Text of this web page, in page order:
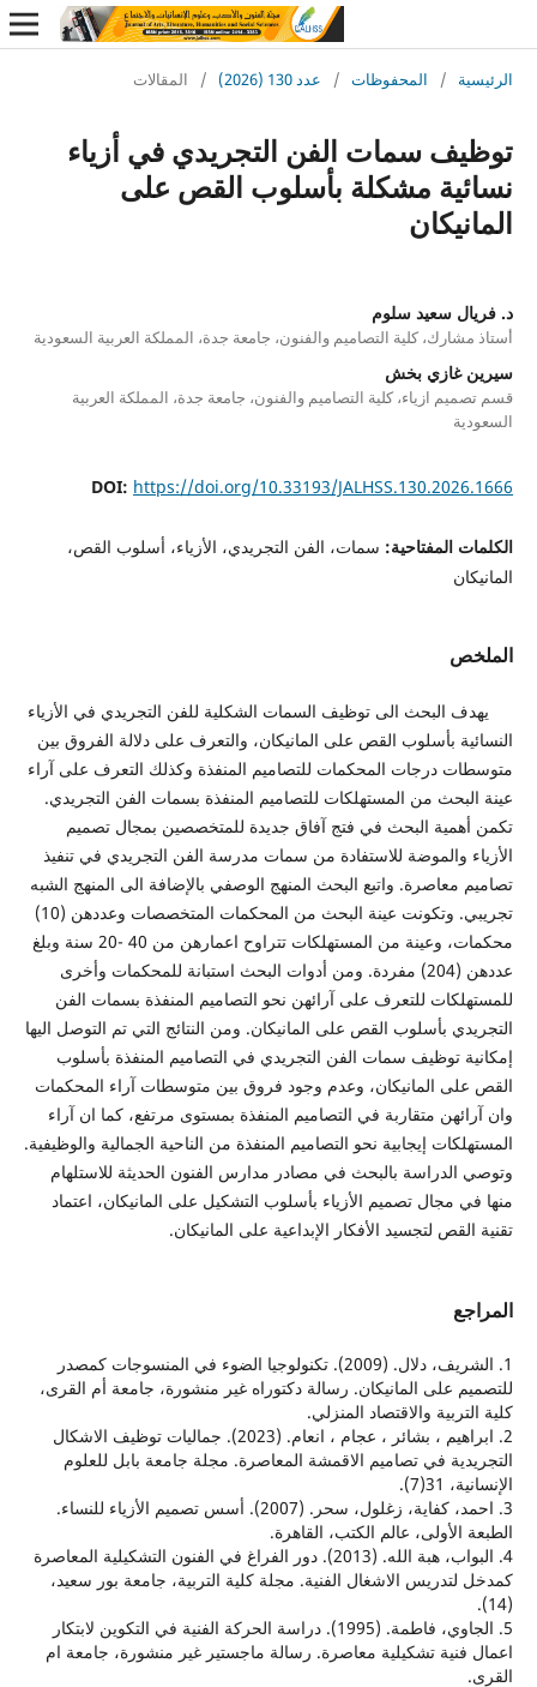
/ المحفوظات / عدد 130 (2026) / المقالات
سمات الفن التجريدي في أزياء
مشكلة بأسلوب القص على
سعيد سلوم
كلية التصاميم والفنون، جامعة جدة، المملكة العربية السعودية
غازي بخش
ازياء، كلية التصاميم والفنون، جامعة جدة، المملكة العربية
DOI:https://doi.org/10.33193/
المفتاحية:سمات، الفن التجريدي، الأزياء، أسلوب القص،
الى توظيف السمات الشكلية للفن التجريدي في الأزياء
بأسلوب القص على المانيكان، والتعرف على دلالة الفروق بين
درجات المحكمات للتصاميم المنفذة وكذلك التعرف على آراء
من المستهلكات للتصاميم المنفذة بسمات الفن التجريدي.
البحث في فتج آفاق جديدة للمتخصصين بمجال تصميم
والموضة للاستفادة من سمات مدرسة الفن التجريدي في تنفيذ
واتبع البحث المنهج الوصفي بالإضافة الى المنهج الشبه
تجريبي. وتكونت عينة البحث من المحكمات المتخصصات وعددهن (10)
محكمات، وعينة من المستهلكات تتراوح اعمارهن من 40 -20 سنة وبلغ
عددهن (204) مفردة. ومن أدوات البحث استبانة للمحكمات وأخرى
للتعرف على آرائهن نحو التصاميم المنفذة بسمات الفن
بأسلوب القص على المانيكان. ومن النتائج التي تم التوصل اليها
توظيف سمات الفن التجريدي في التصاميم المنفذة بأسلوب
المانيكان، وعدم وجود فروق بين متوسطات آراء المحكمات
متقاربة في التصاميم المنفذة بمستوى مرتفع، كما ان آراء
إيجابية نحو التصاميم المنفذة من الناحية الجمالية والوظيفية.
بالبحث في مصادر مدارس الفنون الحديثة للاستلهام
مجال تصميم الأزياء بأسلوب التشكيل على المانيكان، اعتماد
لتجسيد الأفكار الإبداعية على المانيكان.
1. الشريف، دلال. (2009). تكنولوجيا الضوء في المنسوجات كمصدر
على المانيكان. رسالة دكتوراه غير منشورة، جامعة أم القرى،
والاقتصاد المنزلي.
2. ابراهيم ، بشائر ، عجام ، انعام. (2023). جماليات توظيف الاشكال
في تصاميم الاقمشة المعاصرة. مجلة جامعة بابل للعلوم
3. احمد، كفاية، زغلول، سحر. (2007). أسس تصميم الأزياء للنساء.
عالم الكتب، القاهرة.
4. البواب، هبة الله. (2013). دور الفراغ في الفنون التشكيلية المعاصرة
الاشغال الفنية. مجلة كلية التربية، جامعة بور سعيد،
5. الجاوي، فاطمة. (1995). دراسة الحركة الفنية في التكوين لابتكار
تشكيلية معاصرة. رسالة ماجستير غير منشورة، جامعة ام